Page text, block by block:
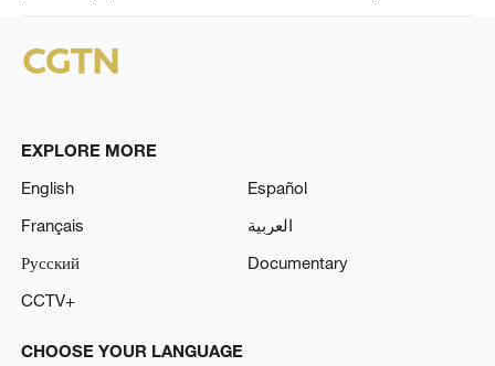
EXPLORE MORE
English
Español
Français
العربية
Русский
Documentary
CCTV+
CHOOSE YOUR LANGUAGE